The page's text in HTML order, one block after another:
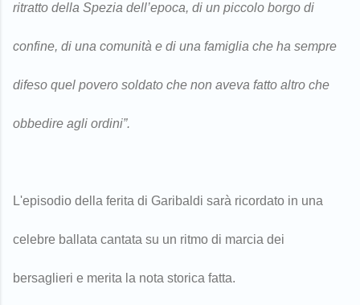
ritratto della Spezia dell’epoca, di un piccolo borgo di
confine, di una comunità e di una famiglia che ha sempre
difeso quel povero soldato che non aveva fatto altro che
obbedire agli ordini”.
L'episodio della ferita di Garibaldi sarà ricordato in una
celebre ballata cantata su un ritmo di marcia dei
bersaglieri e merita la nota storica fatta.